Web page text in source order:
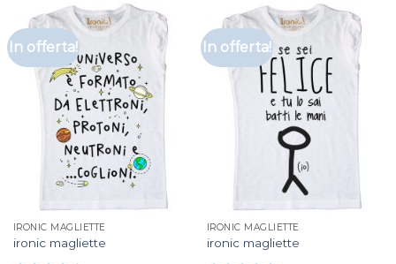
In offerta!
IRONIC MAGLIETTE
ironic magliette
In offerta!
IRONIC MAGLIETTE
ironic magliette